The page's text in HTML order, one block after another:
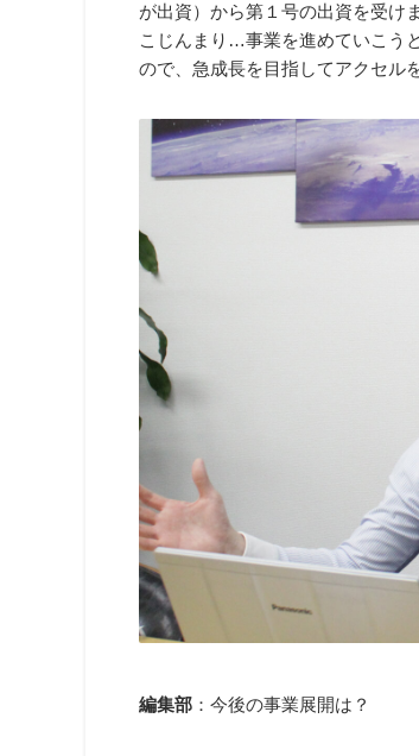
が出資）から第１号の出資を受け
こじんまり…事業を進めていこう
ので、急成長を目指してアクセル
編集部 ：今後の事業展開は？